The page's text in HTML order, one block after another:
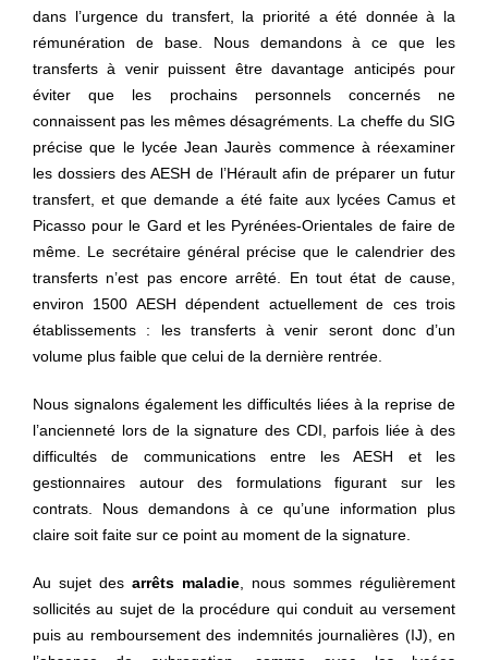
dans l’urgence du transfert, la priorité a été donnée à la
rémunération de base. Nous demandons à ce que les
transferts à venir puissent être davantage anticipés pour
éviter que les prochains personnels concernés ne
connaissent pas les mêmes désagréments. La cheffe du SIG
précise que le lycée Jean Jaurès commence à réexaminer
les dossiers des AESH de l’Hérault afin de préparer un futur
transfert, et que demande a été faite aux lycées Camus et
Picasso pour le Gard et les Pyrénées-Orientales de faire de
même. Le secrétaire général précise que le calendrier des
transferts n’est pas encore arrêté. En tout état de cause,
environ 1500 AESH dépendent actuellement de ces trois
établissements : les transferts à venir seront donc d’un
volume plus faible que celui de la dernière rentrée.
Nous signalons également les difficultés liées à la reprise de
l’ancienneté lors de la signature des CDI, parfois liée à des
difficultés de communications entre les AESH et les
gestionnaires autour des formulations figurant sur les
contrats. Nous demandons à ce qu’une information plus
claire soit faite sur ce point au moment de la signature.
Au sujet des arrêts maladie , nous sommes régulièrement
sollicités au sujet de la procédure qui conduit au versement
puis au remboursement des indemnités journalières (IJ), en